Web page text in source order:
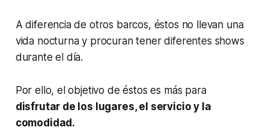
A diferencia de otros barcos, éstos no llevan una
vida nocturna y procuran tener diferentes shows
durante el día.
Por ello, el objetivo de éstos es más para
disfrutar de los lugares, el servicio y la
comodidad.